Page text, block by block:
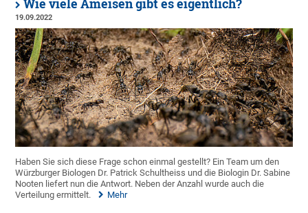
Wie viele Ameisen gibt es eigentlich?
19.09.2022
Haben Sie sich diese Frage schon einmal gestellt? Ein Team um den
Würzburger Biologen Dr. Patrick Schultheiss und die Biologin Dr. Sabine
Nooten liefert nun die Antwort. Neben der Anzahl wurde auch die
Verteilung ermittelt.
Mehr